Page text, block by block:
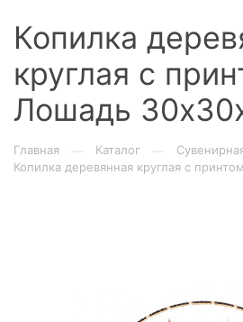
Копилка
круглая с
Лошадь
Главная Каталог
Копилка деревянная круглая с